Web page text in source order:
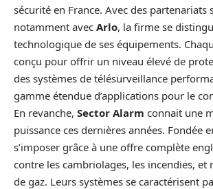
sécurité en France. Avec des partenariats
notamment avec Arlo, la firme se
technologique de ses équipements.
conçu pour offrir un niveau élevé de
des systèmes de télésurveillance
gamme étendue d’applications pour le
En revanche, Sector Alarm connait une
puissance ces dernières années. Fondée
s’imposer grâce à une offre complète
contre les cambriolages, les incendies, et
de gaz. Leurs systèmes se caractérisent